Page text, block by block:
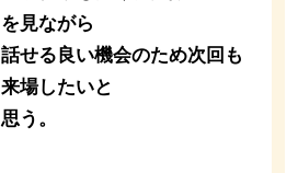
を見ながら
話せる良い機会のため次回も
来場したいと
思う。